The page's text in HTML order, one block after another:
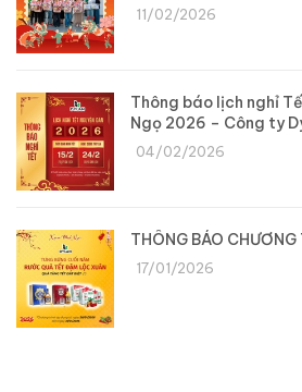
11/02/2026
Thông báo lịch nghỉ
Ngọ 2026 – Công ty
04/02/2026
THÔNG BÁO CHƯƠNG
17/01/2026